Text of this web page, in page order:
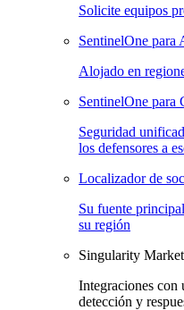
Solicite equipos
SentinelOne para
Alojado en
SentinelOne para
Seguridad
los defensores a
Localizador de
Su fuente
su región
Singularity
Integraciones con
detección y